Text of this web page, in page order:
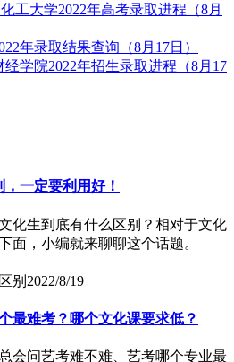
工大学2022年高考录取进程（8月
年录取结果查询（8月17日）
经学院2022年招生录取进程（8月17
一定要利用好！
化生到底有什么区别？相对于文化
面，小编就来聊聊这个话题。
别 2022/8/19
最难考？哪个文化课要求低？
会问艺考难不难、艺考哪个专业最